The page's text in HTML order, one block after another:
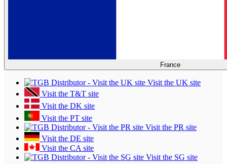
France
Visit the UK site
Visit the T&T site
Visit the DK site
Visit the PT site
Visit the PR site
Visit the DE site
Visit the CA site
Visit the SG site